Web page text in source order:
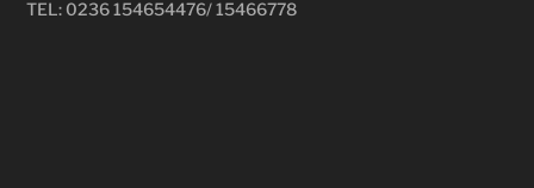
TEL: 0236 154654476/ 15466778